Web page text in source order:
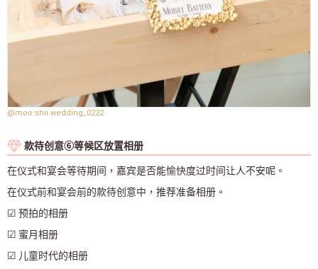
@moo.shii.wedding_0222
款待创意⑥等候区放置相册
在仪式和宴会等待期间，嘉宾是否能愉快度过时间让人不安呢。
在仪式前和宴会前的款待创意中，推荐准备相册。
☑ 预拍的相册
☑ 蜜月相册
☑ 儿童时代的相册